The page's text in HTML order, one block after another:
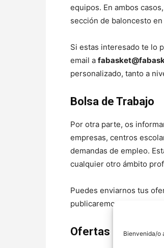
Bienvenida/o
equipos. En ambos
sección de baloncesto
Si estas interesado te lo
email a
personalizado, tanto a
Bolsa de Trabajo
Por otra parte, os
empresas, centros
demandas de empleo.
cualquier otro ámbito
Puedes enviarnos tus
publicaremos en nuestra
Ofertas de